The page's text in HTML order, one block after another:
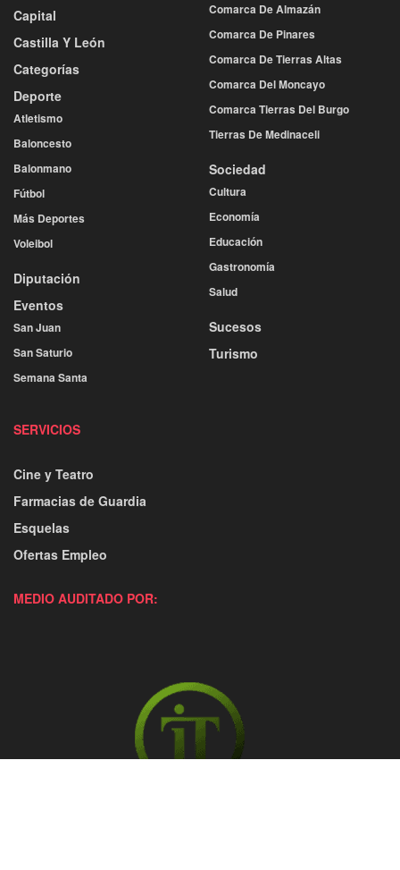
Capital
Castilla Y León
Categorías
Deporte
Atletismo
Baloncesto
Balonmano
Fútbol
Más Deportes
Voleibol
Diputación
Eventos
San Juan
San Saturio
Semana Santa
Comarca De Almazán
Comarca De Pinares
Comarca De Tierras Altas
Comarca Del Moncayo
Comarca Tierras Del Burgo
Tierras De Medinaceli
Sociedad
Cultura
Economía
Educación
Gastronomía
Salud
Sucesos
Turismo
SERVICIOS
Cine y Teatro
Farmacias de Guardia
Esquelas
Ofertas Empleo
MEDIO AUDITADO POR: